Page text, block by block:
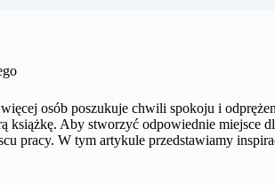
osób poszukuje chwili spokoju i
książkę. Aby stworzyć odpowiednie miejsce
pracy. W tym artykule przedstawiamy